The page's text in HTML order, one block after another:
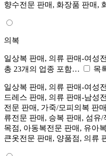
향수전문 판매, 화장품 판매,
의복
일상복 판매, 의류 판매-여성
총 23개의 업종 포함…
목
일상복 판매, 의류 판매-여성
드레스 판매, 의류 판매-남성
전문 판매, 가죽/모피의복 판
류전문 판매, 승복 판매, 섬유
목점, 아동복전문 판매, 유아
큰옷전문 판매, 양품점, 의류